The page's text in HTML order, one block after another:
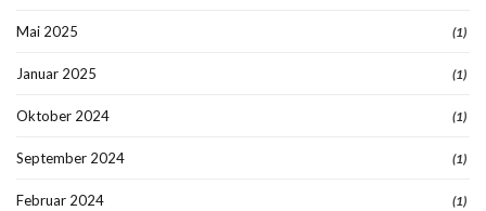
Mai 2025 (1)
Januar 2025 (1)
Oktober 2024 (1)
September 2024 (1)
Februar 2024 (1)